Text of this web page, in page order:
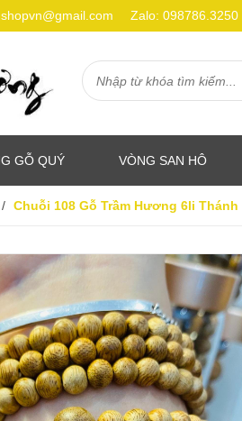
Zalo: 098786.3250
GỖ QUÝ VÒNG SAN HÔ
/ Chuỗi 108 Gỗ Trầm Hương 6li Thánh